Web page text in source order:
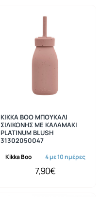
Kikka Boo 4 με 10 ημέρες
KIKKA BOO ΜΠΟΥΚΑΛΙ
ΣΙΛΙΚΟΝΗΣ ΜΕ ΚΑΛΑΜΑΚΙ
PLATINUM BLUSH
31302050047
7,90€